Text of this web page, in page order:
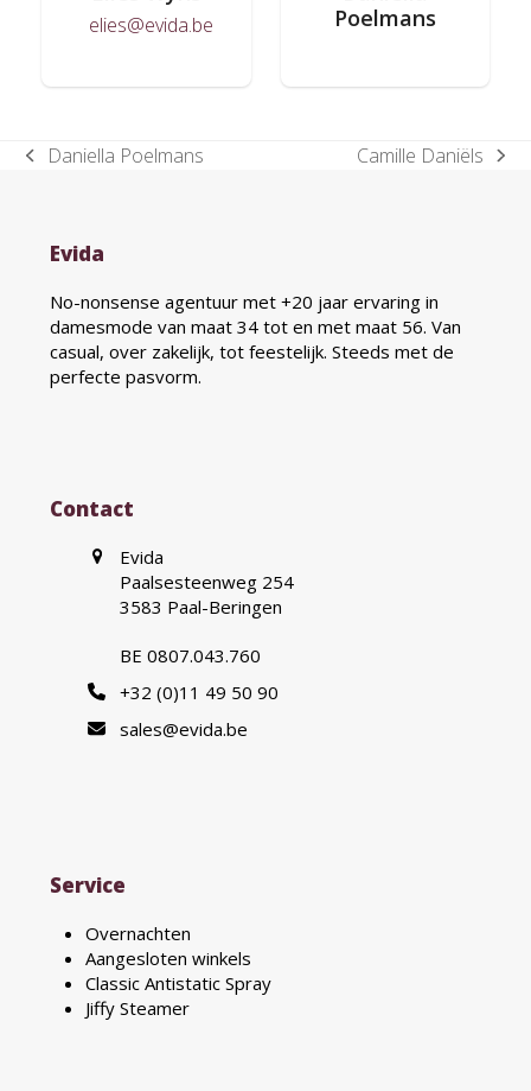
elies@evida.be
Poelmans
previous
Daniella Poelmans
next
Camille Daniëls
Evida
No-nonsense agentuur met +20 jaar ervaring in
damesmode van maat 34 tot en met maat 56. Van
casual, over zakelijk, tot feestelijk. Steeds met de
perfecte pasvorm.
Contact
Evida
Paalsesteenweg 254
3583 Paal-Beringen
BE 0807.043.760
+32 (0)11 49 50 90
sales@evida.be
Service
Overnachten
Aangesloten winkels
Classic Antistatic Spray
Jiffy Steamer